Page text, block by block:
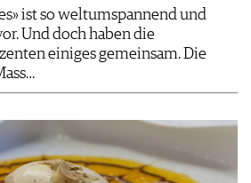
ist so weltumspannend und
Und doch haben die
einiges gemeinsam. Die